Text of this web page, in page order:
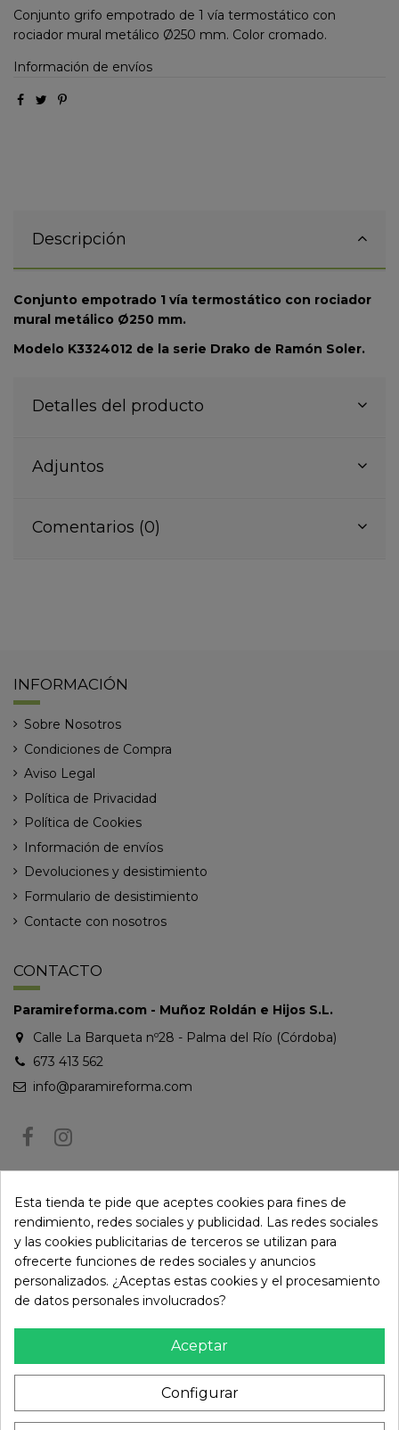
Conjunto grifo empotrado de 1 vía termostático con
rociador mural metálico Ø250 mm. Color cromado.
Información de envíos
Descripción
Conjunto empotrado 1 vía termostático con rociador
mural metálico Ø250 mm.
Modelo K3324012 de la serie Drako de Ramón Soler.
Detalles del producto
Adjuntos
Comentarios (0)
INFORMACIÓN
Sobre Nosotros
Condiciones de Compra
Aviso Legal
Política de Privacidad
Política de Cookies
Información de envíos
Devoluciones y desistimiento
Formulario de desistimiento
Contacte con nosotros
CONTACTO
Paramireforma.com - Muñoz Roldán e Hijos S.L.
Calle La Barqueta nº28 - Palma del Río (Córdoba)
673 413 562
info@paramireforma.com
Puede darse de baja en cualquier momento. Para ello, consulte nuestra
información de contacto en el aviso legal.
Esta tienda te pide que aceptes cookies para fines de
rendimiento, redes sociales y publicidad. Las redes sociales
y las cookies publicitarias de terceros se utilizan para
ofrecerte funciones de redes sociales y anuncios
personalizados. ¿Aceptas estas cookies y el procesamiento
de datos personales involucrados?
Aceptar
Configurar